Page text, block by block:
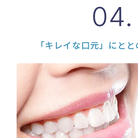
04.
「キレイな口元」にと